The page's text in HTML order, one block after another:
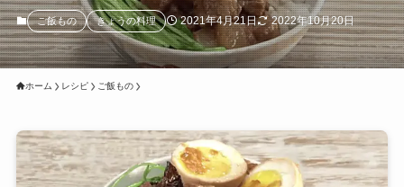
ご飯もの きょうの料理 2021年4月21日 2022年10月20日
ホーム レシピ ご飯もの